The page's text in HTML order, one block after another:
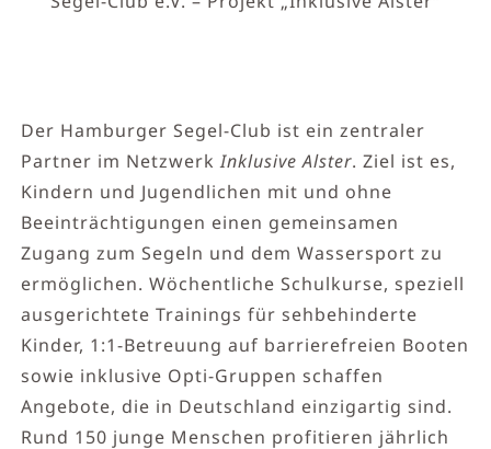
Der Hamburger Segel-Club ist ein zentraler
Partner im NetzwerkInklusive Alster. Ziel ist es,
Kindern und Jugendlichen mit und ohne
Beeinträchtigungen einen gemeinsamen
Zugang zum Segeln und dem Wassersport zu
ermöglichen. Wöchentliche Schulkurse, speziell
ausgerichtete Trainings für sehbehinderte
Kinder, 1:1-Betreuung auf barrierefreien Booten
sowie inklusive Opti-Gruppen schaffen
Angebote, die in Deutschland einzigartig sind.
Rund 150 junge Menschen profitieren jährlich